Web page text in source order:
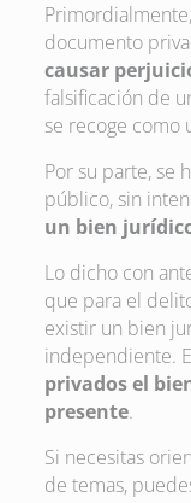
documento
causar
falsificación de
se recoge como
Por su parte, se
público, sin
un bien
Lo dicho con
que para el
existir un bien
independiente.
privados el
presente.
Si necesitas
de temas,